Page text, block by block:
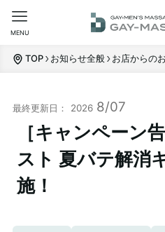
MENU
TOP お知らせ全般 お店からの
［キャンペーン
スト 夏バテ解消
施！
2026 8/07